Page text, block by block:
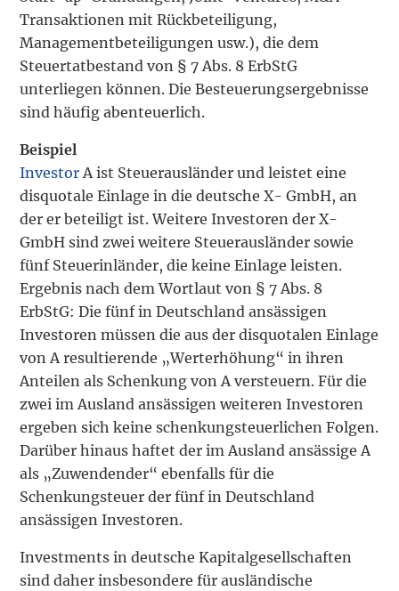
Transaktionen mit Rückbeteiligung,
Managementbeteiligungen usw.), die dem
Steuertatbestand von § 7 Abs. 8 ErbStG
unterliegen können. Die Besteuerungsergebnisse
sind häufig abenteuerlich.
Beispiel
Investor A ist Steuerausländer und leistet eine
disquotale Einlage in die deutsche X- GmbH, an
der er beteiligt ist. Weitere Investoren der X-
GmbH sind zwei weitere Steuerausländer sowie
fünf Steuerinländer, die keine Einlage leisten.
Ergebnis nach dem Wortlaut von § 7 Abs. 8
ErbStG: Die fünf in Deutschland ansässigen
Investoren müssen die aus der disquotalen Einlage
von A resultierende „Werterhöhung“ in ihren
Anteilen als Schenkung von A versteuern. Für die
zwei im Ausland ansässigen weiteren Investoren
ergeben sich keine schenkungsteuerlichen Folgen.
Darüber hinaus haftet der im Ausland ansässige A
als „Zuwendender“ ebenfalls für die
Schenkungsteuer der fünf in Deutschland
ansässigen Investoren.
Investments in deutsche Kapitalgesellschaften
sind daher insbesondere für ausländische